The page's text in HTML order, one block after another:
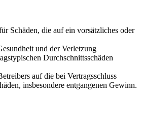
Schäden, die auf ein vorsätzliches oder
und der Verletzung
Durchschnittsschäden
auf die bei Vertragsschluss
insbesondere entgangenen Gewinn.